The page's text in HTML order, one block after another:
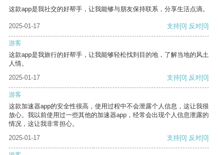
这款app是我社交的好帮手，让我能够与朋友保持联系，分享生活点滴。
2025-01-17 支持[0] 反对[0]
游客
这款app是我旅行的好帮手，让我能够轻松找到目的地，了解当地的风土
人情。
2025-01-17
支持[0] 反对[0]
游客
这款加速器app的安全性很高，使用过程中不会泄露个人信息，这让我很
放心。我以前使用过一些其他的加速器app，经常会出现个人信息泄露的
情况，这让我非常担心。
2025-01-17
支持[0] 反对[0]